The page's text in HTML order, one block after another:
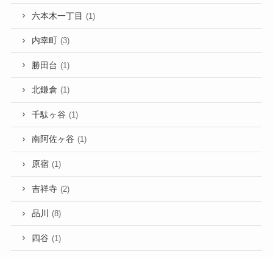
六本木一丁目 (1)
内幸町 (3)
勝田台 (1)
北鎌倉 (1)
千駄ヶ谷 (1)
南阿佐ヶ谷 (1)
原宿 (1)
吉祥寺 (2)
品川 (8)
四谷 (1)